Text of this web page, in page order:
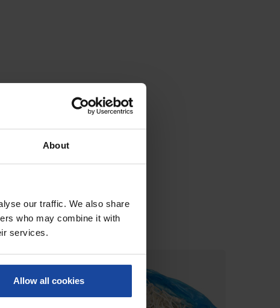
About
our traffic. We also share
who may combine it with
services.
Allow all cookies